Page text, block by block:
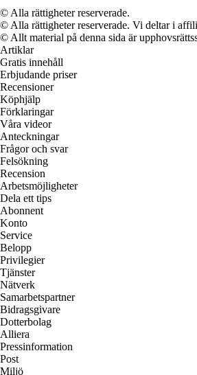
© Alla rättigheter reserverade.
© Alla rättigheter reserverade. Vi deltar i
© Allt material på denna sida är
Artiklar
Gratis innehåll
Erbjudande priser
Recensioner
Köphjälp
Förklaringar
Våra videor
Anteckningar
Frågor och svar
Felsökning
Recension
Arbetsmöjligheter
Dela ett tips
Abonnent
Konto
Service
Belopp
Privilegier
Tjänster
Nätverk
Samarbetspartner
Bidragsgivare
Dotterbolag
Alliera
Pressinformation
Post
Miljö